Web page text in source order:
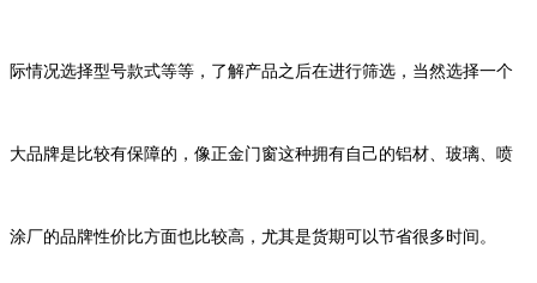
际情况选择型号款式等等，了解产品之后在进行筛选，当然选择一个
大品牌是比较有保障的，像正金门窗这种拥有自己的铝材、玻璃、喷
涂厂的品牌性价比方面也比较高，尤其是货期可以节省很多时间。